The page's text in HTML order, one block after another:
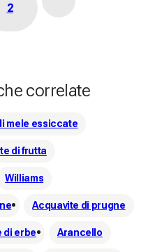
2
correlate
mele essiccate
di frutta
Williams
Acquavite di prugne
di erbe Arancello